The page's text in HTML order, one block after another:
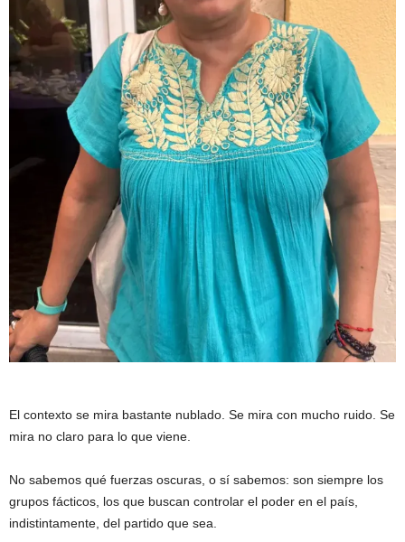
El contexto se mira bastante nublado. Se mira con mucho ruido. Se
mira no claro para lo que viene.
No sabemos qué fuerzas oscuras, o sí sabemos: son siempre los
grupos fácticos, los que buscan controlar el poder en el país,
indistintamente, del partido que sea.